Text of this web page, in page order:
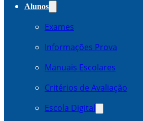
Alunos
Exames
Informações Prova
Manuais Escolares
Critérios de Avaliação
Escola Digital